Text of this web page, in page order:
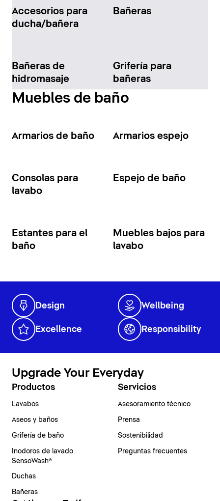
Accesorios para
ducha/bañera
Bañeras
Bañeras de
hidromasaje
Grifería para
bañeras
Muebles de baño
Armarios de baño Armarios espejo
Consolas para
lavabo
Espejo de baño
Estantes para el
baño
Muebles bajos para
lavabo
Design Wellbeing
Excellence Responsibility
Upgrade Your Everyday
Productos
Lavabos
Aseos y baños
Grifería de baño
Inodoros de lavado
SensoWash®
Duchas
Bañeras
Servicios
Asesoramiento técnico
Prensa
Sostenibilidad
Preguntas frecuentes